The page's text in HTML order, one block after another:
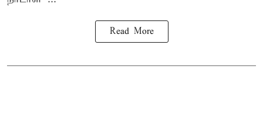
Read More